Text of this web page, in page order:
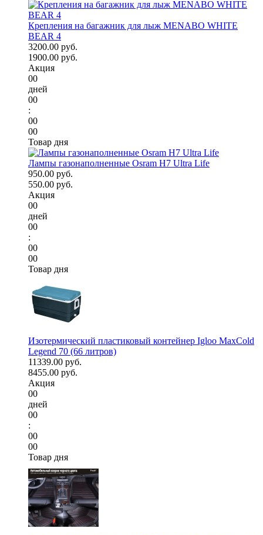
Крепления на багажник для лыж MENABO WHITE
BEAR 4
3200.00 руб.
1900.00 руб.
Акция
00
дней
00
:
00
00
Товар дня
Лампы газонаполненные Osram H7 Ultra Life
950.00 руб.
550.00 руб.
Акция
00
дней
00
:
00
00
Товар дня
Изотермический пластиковый контейнер Igloo MaxCold
Legend 70 (66 литров)
11339.00 руб.
8455.00 руб.
Акция
00
дней
00
:
00
00
Товар дня